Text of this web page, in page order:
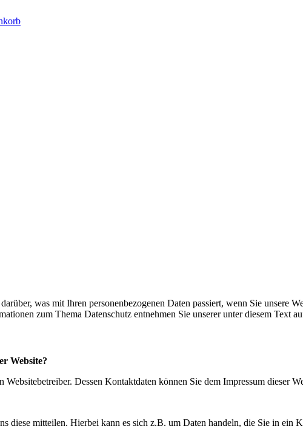
was mit Ihren personenbezogenen Daten passiert, wenn Sie unsere
zum Thema Datenschutz entnehmen Sie unserer unter diesem Text
Website?
Dessen Kontaktdaten können Sie dem Impressum dieser
diese mitteilen. Hierbei kann es sich z.B. um Daten handeln, die Sie in ein